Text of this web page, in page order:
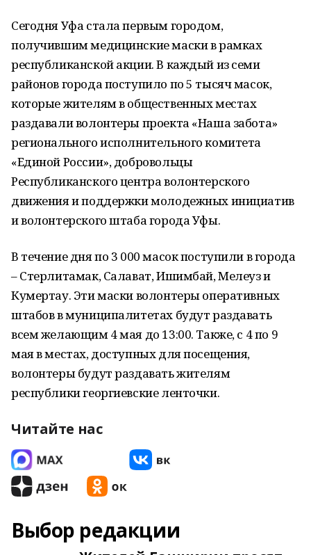
Сегодня Уфа стала первым городом,
получившим медицинские маски в рамках
республиканской акции. В каждый из семи
районов города поступило по 5 тысяч масок,
которые жителям в общественных местах
раздавали волонтеры проекта «Наша забота»
регионального исполнительного комитета
«Единой России», добровольцы
Республиканского центра волонтерского
движения и поддержки молодежных инициатив
и волонтерского штаба города Уфы.
В течение дня по 3 000 масок поступили в города
– Стерлитамак, Салават, Ишимбай, Мелеуз и
Кумертау. Эти маски волонтеры оперативных
штабов в муниципалитетах будут раздавать
всем желающим 4 мая до 13:00. Также, с 4 по 9
мая в местах, доступных для посещения,
волонтеры будут раздавать жителям
республики георгиевские ленточки.
Читайте нас
Выбор редакции